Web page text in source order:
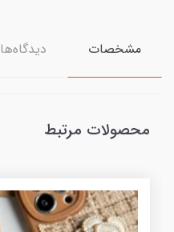
مشخصات دیدگاه‌ها
محصولات مرتبط